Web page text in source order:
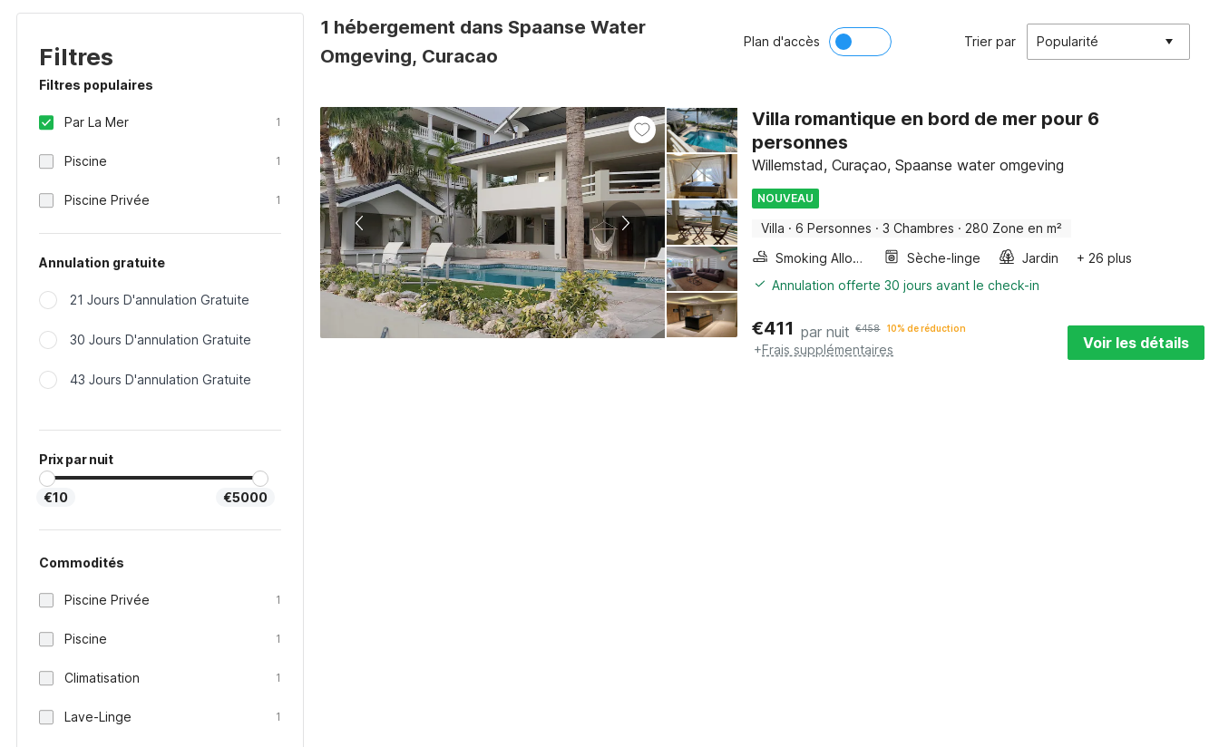
Filtres
Filtres populaires
Par La Mer 1
Piscine 1
Piscine Privée 1
Annulation gratuite
21 Jours D'annulation Gratuite
30 Jours D'annulation Gratuite
43 Jours D'annulation Gratuite
Prix par nuit
€10 €5000
Commodités
Piscine Privée 1
Piscine 1
Climatisation 1
Lave-Linge 1
1 hébergement dans Spaanse Water
Omgeving, Curacao
Plan d'accès Trier par Popularité
Villa romantique en bord de mer pour 6
personnes
Willemstad, Curaçao, Spaanse water omgeving
NOUVEAU
Villa · 6 Personnes · 3 Chambres · 280 Zone en m²
Smoking Allowed
Sèche-linge Jardin
+ 26 plus
Annulation offerte 30 jours avant le check-in
€411 par nuit €458 10% de réduction
+Frais supplémentaires Voir les détails